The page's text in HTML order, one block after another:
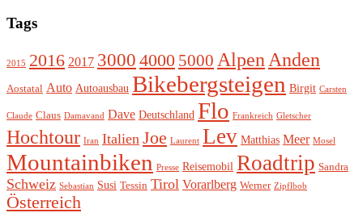
Tags
2015 2016 2017 3000 4000 5000 Alpen Anden
Aostatal Auto Autoausbau Bikebergsteigen Birgit Carsten
Claude Claus Damavand Dave Deutschland Flo Frankreich Gletscher
Hochtour Iran Italien Joe Laurent Lev Matthias Meer Mosel
Mountainbiken Presse Reisemobil Roadtrip Sandra
Schweiz Sebastian Susi Tessin Tirol Vorarlberg Werner Zipflbob
Österreich